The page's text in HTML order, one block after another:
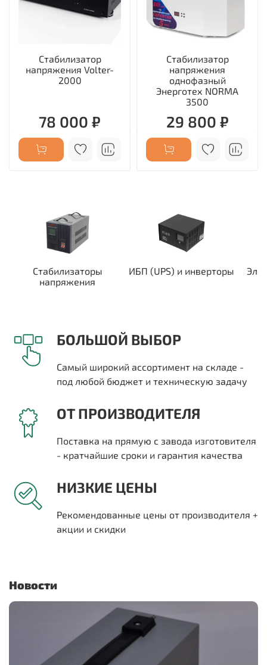
Стабилизатор
напряжения Volter-
2000
78 000 ₽
Стабилизатор
напряжения
однофазный
Энерготех NORMA
3500
29 800 ₽
Стабилизаторы
напряжения
ИБП (UPS) и инверторы
БОЛЬШОЙ ВЫБОР
Самый широкий ассортимент на складе -
под любой бюджет и техническую задачу
ОТ ПРОИЗВОДИТЕЛЯ
Поставка на прямую с завода изготовителя
- кратчайшие сроки и гарантия качества
НИЗКИЕ ЦЕНЫ
Рекомендованные цены от производителя +
акции и скидки
Новости